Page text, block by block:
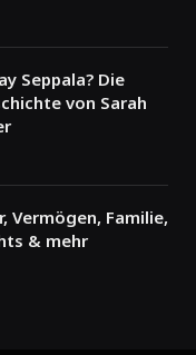
Seppala? Die
von Sarah
Vermögen, Familie,
& mehr